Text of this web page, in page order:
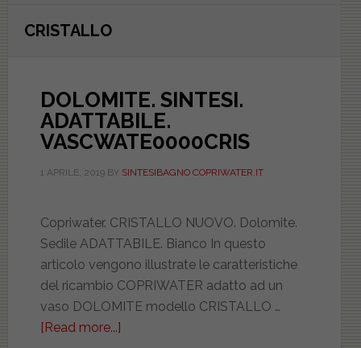
CRISTALLO
DOLOMITE. SINTESI.
ADATTABILE.
VASCWATE0000CRIS
1 APRILE, 2019BY SINTESIBAGNO COPRIWATER.IT
Copriwater. CRISTALLO NUOVO. Dolomite.
Sedile ADATTABILE. Bianco In questo
articolo vengono illustrate le caratteristiche
del ricambio COPRIWATER adatto ad un
vaso DOLOMITE modello CRISTALLO …
[Read more...]